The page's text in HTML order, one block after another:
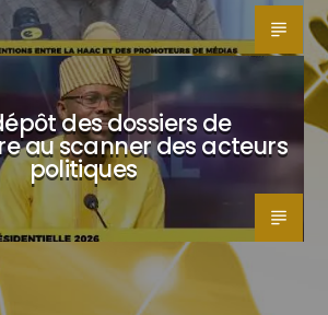
des dossiers de
au scanner des acteurs
politiques